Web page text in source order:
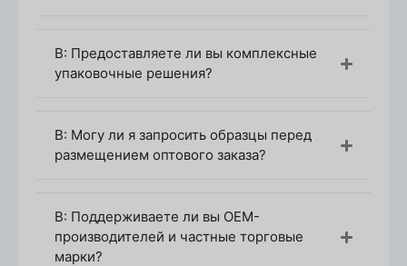
Печать на заказ (логотип / шелкография /
горячее тиснение)
Индивидуальный логотип и цветное покрытие
MOQ:5,000 шт+
В: Предоставляете ли вы комплексные
упаковочные решения?
В: Могу ли я запросить образцы перед
размещением оптового заказа?
В: Поддерживаете ли вы OEM-
производителей и частные торговые
марки?